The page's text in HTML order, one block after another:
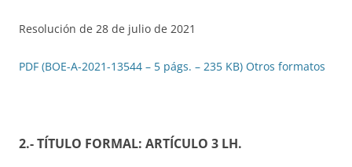
Resolución de 28 de julio de 2021
PDF (BOE-A-2021-13544 – 5 págs. – 235 KB) Otros formatos
2.- TÍTULO FORMAL: ARTÍCULO 3 LH.